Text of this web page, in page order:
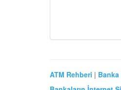
ATM Rehberi | Banka